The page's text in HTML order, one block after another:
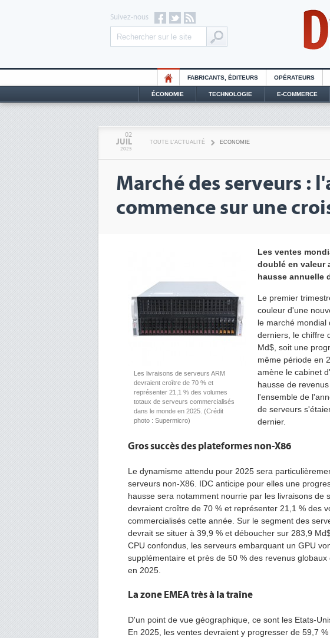
Suivez-nous
FABRICANTS, ÉDITEURS OPÉRATEURS
ÉCONOMIE TECHNOLOGIE E-COMMERCE
02
JUIL
2025
TOUTE L'ACTUALITÉ ECONOMIE
Marché des serveurs :
commence sur une
Les livraisons de serveurs ARM
devraient croître de 70 % et
représenter 21,1 % des volumes
totaux de serveurs commercialisés
dans le monde en 2025. (Crédit
photo : Supermicro)
Les ventes
doublé en valeur
hausse annuelle
Le premier
couleur d'une
le marché mondial
derniers, le chiffre
Md$, soit une
même période en
amène le cabinet
hausse de
l'ensemble de
de serveurs
dernier.
Gros succès des plateformes non-X86
Le dynamisme attendu pour 2025 sera
serveurs non-X86. IDC anticipe pour elles une
hausse sera notamment nourrie par les livraisons de
devraient croître de 70 % et représenter 21,1 % des
commercialisés cette année. Sur le segment des
devrait se situer à 39,9 % et déboucher sur 283,9
CPU confondus, les serveurs embarquant un GPU
supplémentaire et près de 50 % des revenus
en 2025.
La zone EMEA très à la traîne
D'un point de vue géographique, ce sont les Etats-
En 2025, les ventes devraient y progresser de 59,7